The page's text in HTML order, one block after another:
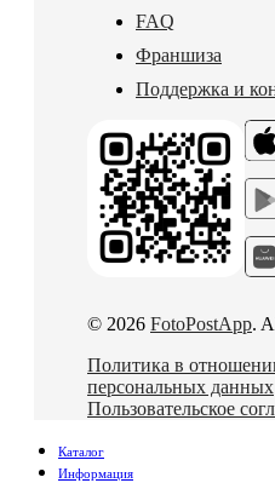
FAQ
Франшиза
Поддержка и
© 2026 FotoPostApp.
Политика в
персональных данных
Пользовательское
Каталог
Информация